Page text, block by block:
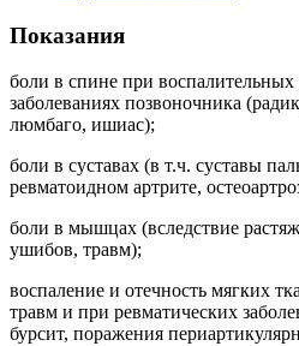
Показания
боли в спине при
заболеваниях позвоночника
люмбаго, ишиас);
боли в суставах (в т.ч. суставы
ревматоидном артрите,
боли в мышцах (вследствие
ушибов, травм);
воспаление и отечность мягких
травм и при ревматических
бурсит, поражения